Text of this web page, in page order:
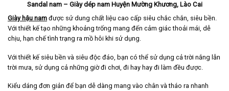
Sandal nam – Giày dép nam Huyện Mường Khương, Lào Cai
Giày hậu nam được sử dung chất liệu cao cấp siêu chắc chắn, siêu bền.
Với thiết kế tạo những khoảng trống mang đến cảm giác thoải mái, dễ
chịu, hạn chế tình trạng ra mồ hôi khi sử dụng.
Với thiết kế siêu bền và siêu độc đáo, bạn có thể sử dụng cả trời nắng lẫn
trời mưa, sử dụng cả những giờ đi chơi, đi hay hay đi làm đều được.
Kiểu dáng đơn giản để bạn dễ dàng mang vào chân và tháo ra nhanh